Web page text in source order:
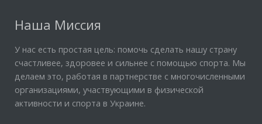
Наша Миссия
У нас есть простая цель: помочь сделать нашу страну
счастливее, здоровее и сильнее с помощью спорта. Мы
делаем это, работая в партнерстве с многочисленными
организациями, участвующими в физической
активности и спорта в Украине.